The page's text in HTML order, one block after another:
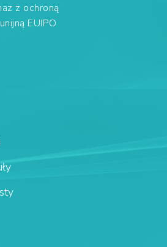
z ochroną
unijną EUIPO